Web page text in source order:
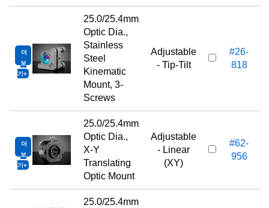
더
보
기
25.0/25.4mm
Optic Dia.,
Stainless
Steel
Kinematic
Mount, 3-
Screws
Adjustable
- Tip-Tilt
#26-
818
더
보
기
25.0/25.4mm
Optic Dia.,
X-Y
Translating
Optic Mount
Adjustable
- Linear
(XY)
#62-
956
25.0/25.4mm